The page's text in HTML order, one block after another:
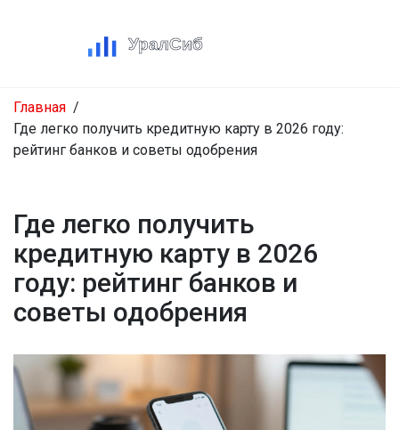
Главная
Где легко получить кредитную карту в 2026 году:
рейтинг банков и советы одобрения
Где легко получить
кредитную карту в 2026
году: рейтинг банков и
советы одобрения